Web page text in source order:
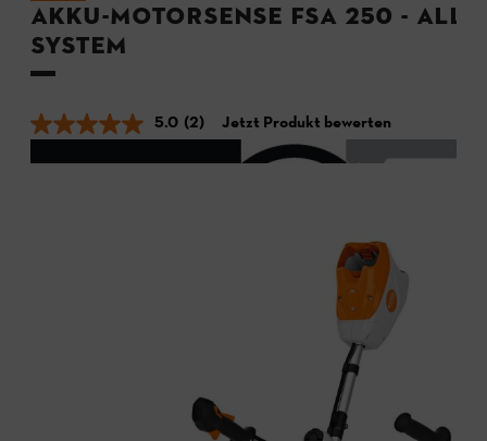
Akku-Motorsense FSA 250 -
System
5.0 (2) Jetzt Produkt bewerten